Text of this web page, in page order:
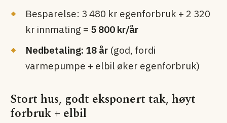
Besparelse: 3 480 kr egenforbruk + 2 320
kr innmating = 5 800 kr/år
Nedbetaling: 18 år (god, fordi
varmepumpe + elbil øker egenforbruk)
Stort hus, godt eksponert tak, høyt
forbruk + elbil